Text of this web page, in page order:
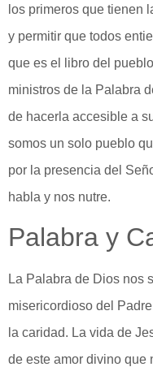
los primeros que tienen
y permitir que todos
que es el libro del
ministros de la Palabra
de hacerla accesible a
somos un solo pueblo
por la presencia del
habla y nos nutre.
Palabra y
La Palabra de Dios nos
misericordioso del
la caridad. La vida de
de este amor divino que